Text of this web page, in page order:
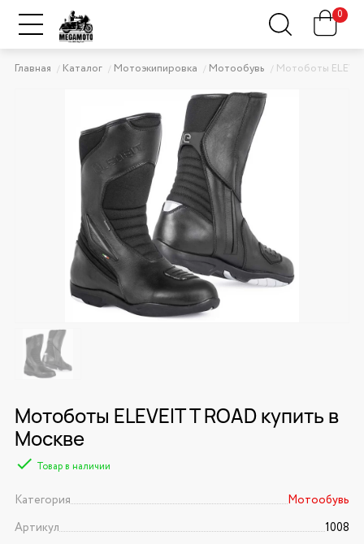
0
Главная Каталог Мотоэкипировка Мотообувь Мотоботы
Мотоботы ELEVEIT T ROAD купить в
Москве
Товар в наличии
Категория
Мотообувь
Артикул
1008